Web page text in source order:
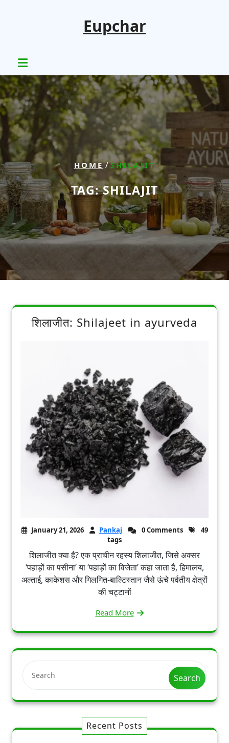
Eupchar
HOME/SHILAJIT
TAG:SHILAJIT
शिलाजीत: Shilajeet in ayurveda
January 21, 2026 Pankaj 0 Comments
49
tags
शिलाजीत क्या है? एक प्राचीन रहस्य शिलाजीत, जिसे अक्सर
‘पहाड़ों का पसीना’ या ‘पहाड़ों का विजेता’ कहा जाता है, हिमालय,
अल्ताई, काकेशस और गिलगित-बाल्टिस्तान जैसे ऊंचे पर्वतीय क्षेत्रों
की चट्टानों
Read More
Search
Recent Posts